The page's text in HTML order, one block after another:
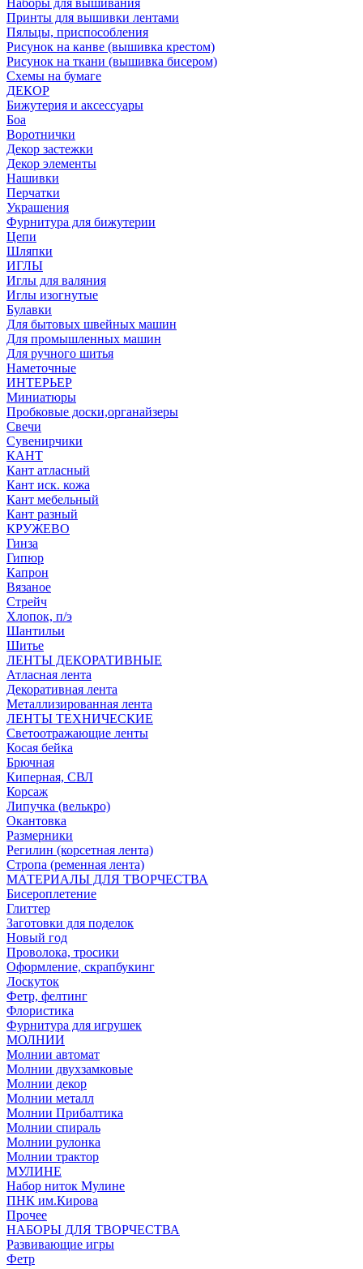
Наборы для вышивания
Принты для вышивки лентами
Пяльцы, приспособления
Рисунок на канве (вышивка крестом)
Рисунок на ткани (вышивка бисером)
Схемы на бумаге
ДЕКОР
Бижутерия и аксессуары
Боа
Воротнички
Декор застежки
Декор элементы
Нашивки
Перчатки
Украшения
Фурнитура для бижутерии
Цепи
Шляпки
ИГЛЫ
Иглы для валяния
Иглы изогнутые
Булавки
Для бытовых швейных машин
Для промышленных машин
Для ручного шитья
Наметочные
ИНТЕРЬЕР
Миниатюры
Пробковые доски,органайзеры
Свечи
Сувенирчики
КАНТ
Кант атласный
Кант иск. кожа
Кант мебельный
Кант разный
КРУЖЕВО
Гинза
Гипюр
Капрон
Вязаное
Стрейч
Хлопок, п/э
Шантильи
Шитье
ЛЕНТЫ ДЕКОРАТИВНЫЕ
Атласная лента
Декоративная лента
Металлизированная лента
ЛЕНТЫ ТЕХНИЧЕСКИЕ
Светоотражающие ленты
Косая бейка
Брючная
Киперная, СВЛ
Корсаж
Липучка (велькро)
Окантовка
Размерники
Регилин (корсетная лента)
Стропа (ременная лента)
МАТЕРИАЛЫ ДЛЯ ТВОРЧЕСТВА
Бисероплетение
Глиттер
Заготовки для поделок
Новый год
Проволока, тросики
Оформление, скрапбукинг
Лоскуток
Фетр, фелтинг
Флористика
Фурнитура для игрушек
МОЛНИИ
Молнии автомат
Молнии двухзамковые
Молнии декор
Молнии металл
Молнии Прибалтика
Молнии спираль
Молнии рулонка
Молнии трактор
МУЛИНЕ
Набор ниток Мулине
ПНК им.Кирова
Прочее
НАБОРЫ ДЛЯ ТВОРЧЕСТВА
Развивающие игры
Фетр